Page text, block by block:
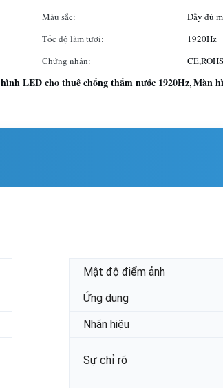
Màu sắc:
Đầy đủ
Tốc độ làm tươi:
1920Hz
Chứng nhận:
LED cho thuê chống thấm nước 1920Hz,Màn
Mật độ điểm ảnh
Ứng dụng
Nhãn hiệu
Sự chỉ rõ